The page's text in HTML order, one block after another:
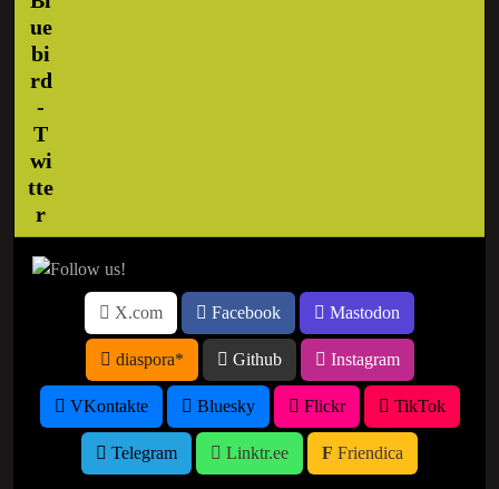
X.com Facebook Mastodon
diaspora* Github Instagram
VKontakte Bluesky Flickr TikTok
Telegram Linktr.ee Friendica